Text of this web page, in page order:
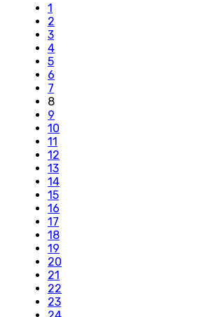
1
2
3
4
5
6
7
8
9
10
11
12
13
14
15
16
17
18
19
20
21
22
23